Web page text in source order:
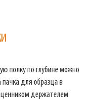
полку по глубине можно
для образца в
держателем